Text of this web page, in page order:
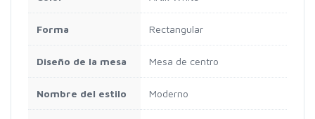
Forma Rectangular
Diseño de la mesa Mesa de centro
Nombre del estilo Moderno